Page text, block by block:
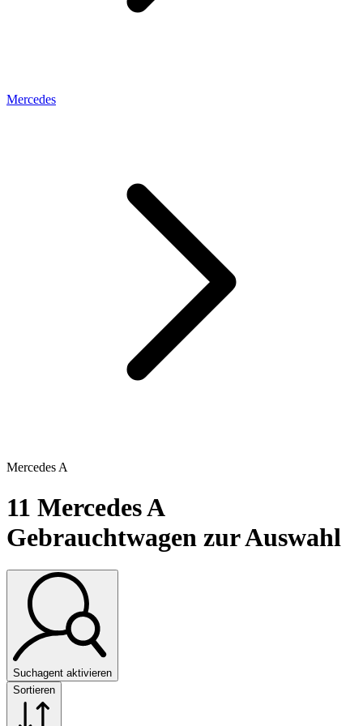
Mercedes
Mercedes A
11 Mercedes A
Gebrauchtwagen zur Auswahl
Suchagent aktivieren
Sortieren